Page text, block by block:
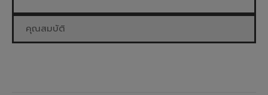
คุณสมบัติ